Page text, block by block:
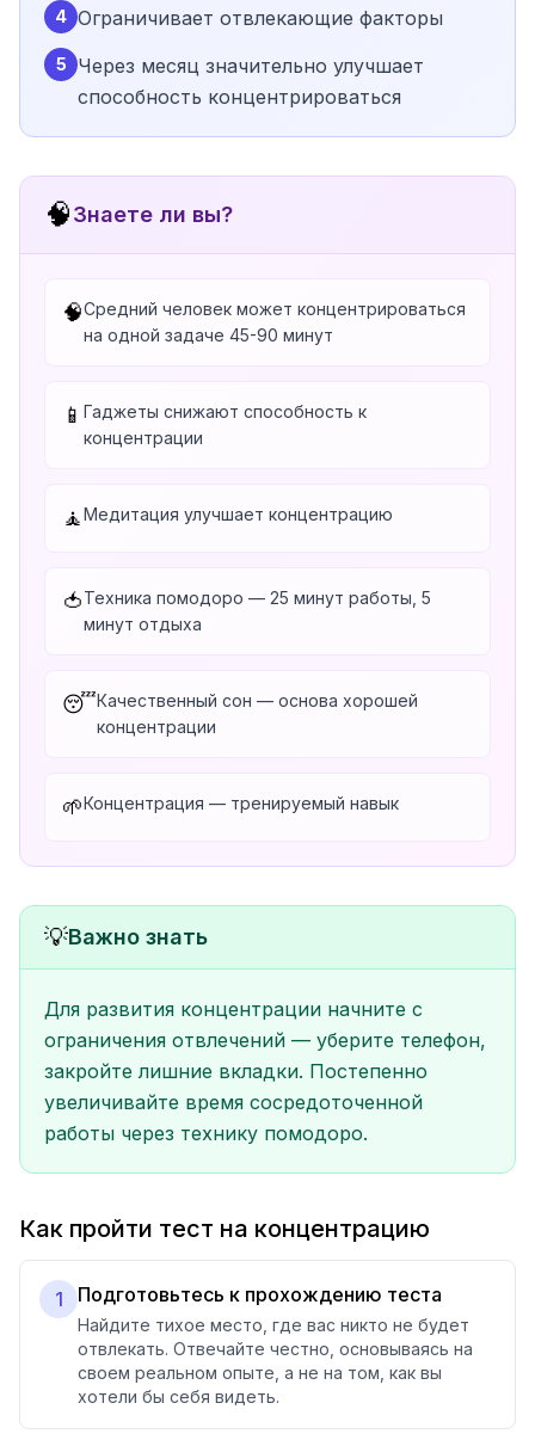
4 Ограничивает отвлекающие факторы
5
Через месяц значительно улучшает
способность концентрироваться
🧠Знаете ли вы?
🧠Средний человек может концентрироваться
на одной задаче 45-90 минут
📱 Гаджеты снижают способность к
концентрации
🧘Медитация улучшает концентрацию
🍅Техника помодоро — 25 минут работы, 5
минут отдыха
😴Качественный сон — основа хорошей
концентрации
🌱Концентрация — тренируемый навык
💡Важно знать
Для развития концентрации начните с
ограничения отвлечений — уберите телефон,
закройте лишние вкладки. Постепенно
увеличивайте время сосредоточенной
работы через технику помодоро.
Как пройти тест на концентрацию
1 Подготовьтесь к прохождению теста
Найдите тихое место, где вас никто не будет
отвлекать. Отвечайте честно, основываясь на
своем реальном опыте, а не на том, как вы
хотели бы себя видеть.